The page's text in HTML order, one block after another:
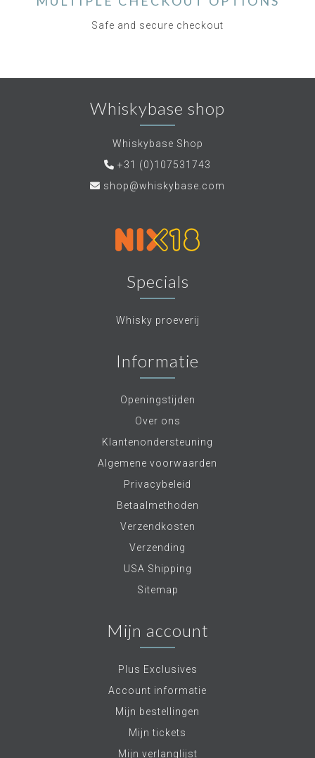
Safe and secure checkout
Whiskybase shop
Whiskybase Shop
+31 (0)107531743
shop@whiskybase.com
Specials
Whisky proeverij
Informatie
Openingstijden
Over ons
Klantenondersteuning
Algemene voorwaarden
Privacybeleid
Betaalmethoden
Verzendkosten
Verzending
USA Shipping
Sitemap
Mijn account
Plus Exclusives
Account informatie
Mijn bestellingen
Mijn tickets
Mijn verlanglijst